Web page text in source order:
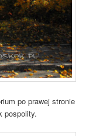
po prawej stronie
pospolity.